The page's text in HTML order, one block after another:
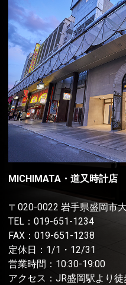
MICHIMATA・道又時計店
〒020-0022 岩手県盛岡市
TEL： 019-651-1234
FAX：019-651-1238
定休日：1/1・12/31
営業時間：10:30-19:00
アクセス：JR盛岡駅より